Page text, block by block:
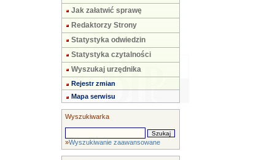
Jak załatwić sprawę
Redaktorzy Strony
Statystyka odwiedzin
Statystyka czytalności
Wyszukaj urzędnika
Rejestr zmian
Mapa serwisu
Wyszukiwarka
»Wyszukiwanie zaawansowane